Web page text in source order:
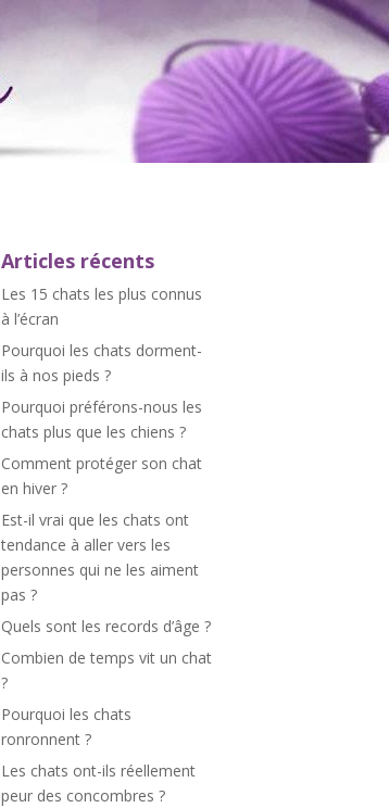
Articles récents
Les 15 chats les plus connus
à l’écran
Pourquoi les chats dorment-
ils à nos pieds ?
Pourquoi préférons-nous les
chats plus que les chiens ?
Comment protéger son chat
en hiver ?
Est-il vrai que les chats ont
tendance à aller vers les
personnes qui ne les aiment
pas ?
Quels sont les records d’âge ?
Combien de temps vit un chat
?
Pourquoi les chats
ronronnent ?
Les chats ont-ils réellement
peur des concombres ?